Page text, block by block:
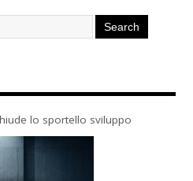
lo sportello sviluppo